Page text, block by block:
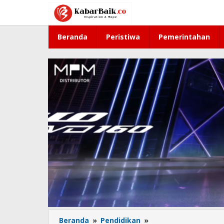
konten
Beranda Peristiwa Pemerintahan
Beranda » Pendidikan »